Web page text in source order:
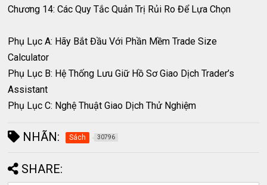
Chương 14: Các Quy Tắc Quản Trị Rủi Ro Để Lựa Chọn
Phụ Lục A: Hãy Bắt Đầu Với Phần Mềm Trade Size
Calculator
Phụ Lục B: Hệ Thống Lưu Giữ Hồ Sơ Giao Dịch Trader’s
Assistant
Phụ Lục C: Nghệ Thuật Giao Dịch Thử Nghiệm
NHÃN: Sách 30796
SHARE: